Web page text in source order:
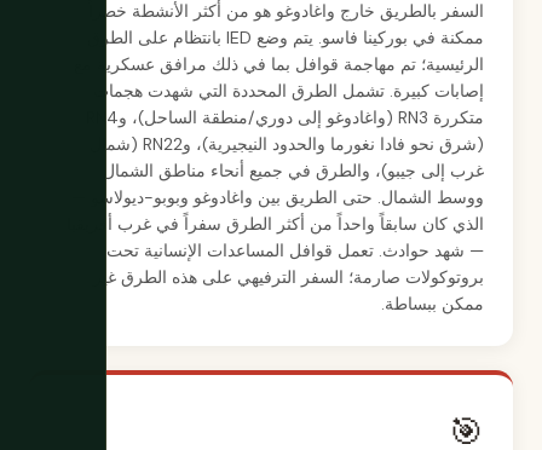
السفر بالطريق خارج واغادوغو هو من أكثر الأنشطة خطراً
ممكنة في بوركينا فاسو. يتم وضع IED بانتظام على الطرق
الرئيسية؛ تم مهاجمة قوافل بما في ذلك مرافق عسكرية مع
إصابات كبيرة. تشمل الطرق المحددة التي شهدت هجمات
متكررة RN3 (واغادوغو إلى دوري/منطقة الساحل)، وRN4
(شرق نحو فادا نغورما والحدود النيجيرية)، وRN22 (شمال
غرب إلى جيبو)، والطرق في جميع أنحاء مناطق الشمال
ووسط الشمال. حتى الطريق بين واغادوغو وبوبو-ديولاسو —
الذي كان سابقاً واحداً من أكثر الطرق سفراً في غرب أفريقيا
— شهد حوادث. تعمل قوافل المساعدات الإنسانية تحت
بروتوكولات صارمة؛ السفر الترفيهي على هذه الطرق غير
ممكن ببساطة.
🎯